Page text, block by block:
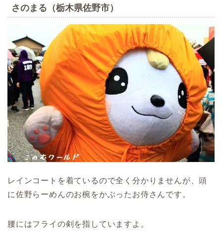
さのまる（栃木県佐野市）
レインコートを着ているので全く分かりませんが、頭
に佐野らーめんのお椀をかぶったお侍さんです。
腰にはフライの剣を指していますよ。